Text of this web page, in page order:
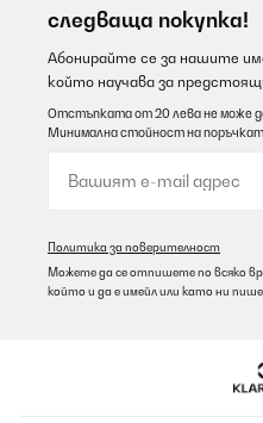
следваща покупка!
Абонирайте се за нашите
който научава за
Отстъпката от 20 лева не може да
Минимална стойност на
Политика за поверителност
Можете да се отпишете по всяко
който и да е имейл или като ни